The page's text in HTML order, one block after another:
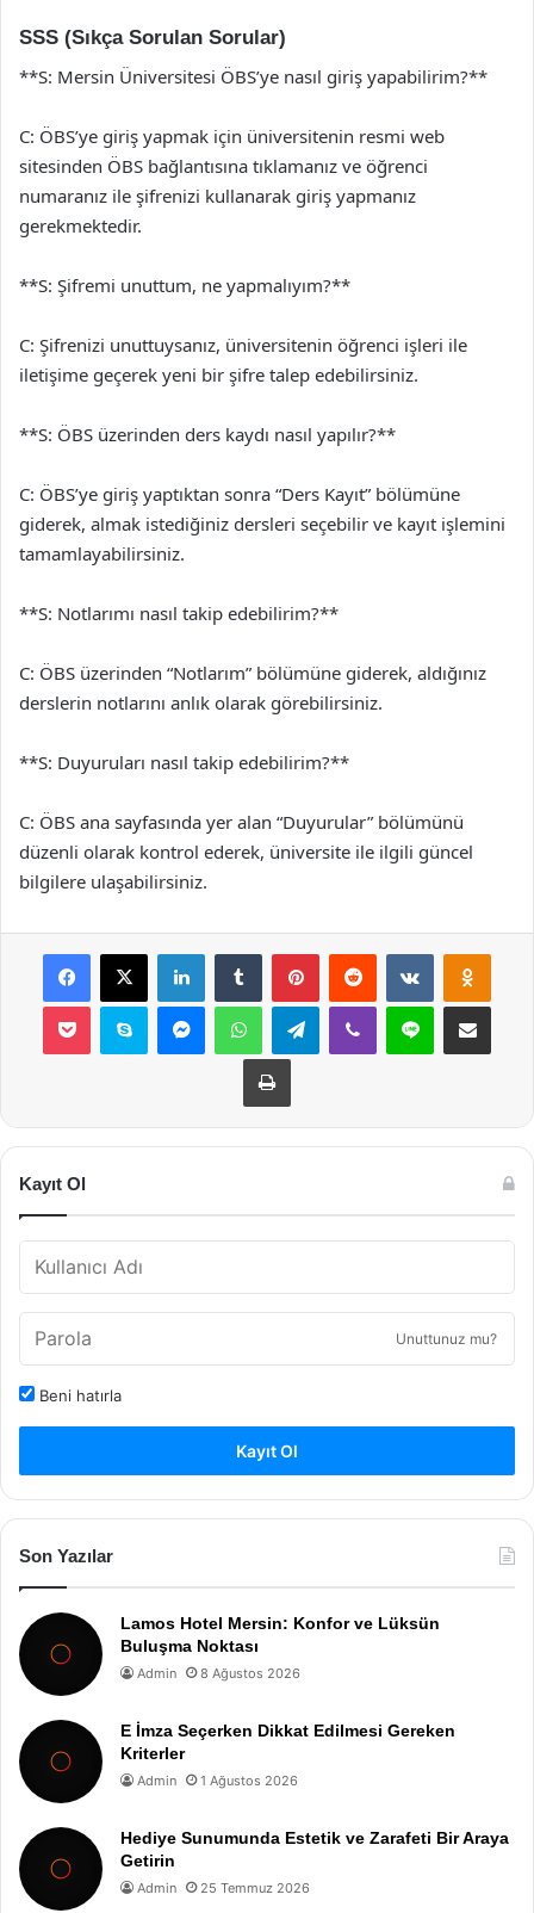
SSS (Sıkça Sorulan Sorular)
**S: Mersin Üniversitesi ÖBS’ye nasıl giriş yapabilirim?**
C: ÖBS’ye giriş yapmak için üniversitenin resmi web
sitesinden ÖBS bağlantısına tıklamanız ve öğrenci
numaranız ile şifrenizi kullanarak giriş yapmanız
gerekmektedir.
**S: Şifremi unuttum, ne yapmalıyım?**
C: Şifrenizi unuttuysanız, üniversitenin öğrenci işleri ile
iletişime geçerek yeni bir şifre talep edebilirsiniz.
**S: ÖBS üzerinden ders kaydı nasıl yapılır?**
C: ÖBS’ye giriş yaptıktan sonra “Ders Kayıt” bölümüne
giderek, almak istediğiniz dersleri seçebilir ve kayıt işlemini
tamamlayabilirsiniz.
**S: Notlarımı nasıl takip edebilirim?**
C: ÖBS üzerinden “Notlarım” bölümüne giderek, aldığınız
derslerin notlarını anlık olarak görebilirsiniz.
**S: Duyuruları nasıl takip edebilirim?**
C: ÖBS ana sayfasında yer alan “Duyurular” bölümünü
düzenli olarak kontrol ederek, üniversite ile ilgili güncel
bilgilere ulaşabilirsiniz.
Facebook
X LinkedInTumblr PinterestReddit VKontakte
Pocket Skype MessengerWhatsAppTelegramViber Line E-Posta ile
Yazdır
Kayıt Ol
Unuttunuz mu?
Beni hatırla
Kayıt Ol
Son Yazılar
Lamos Hotel Mersin: Konfor ve Lüksün
Buluşma Noktası
Admin 8 Ağustos 2026
E İmza Seçerken Dikkat Edilmesi Gereken
Kriterler
Admin 1 Ağustos 2026
Hediye Sunumunda Estetik ve Zarafeti Bir Araya
Getirin
Admin 25 Temmuz 2026